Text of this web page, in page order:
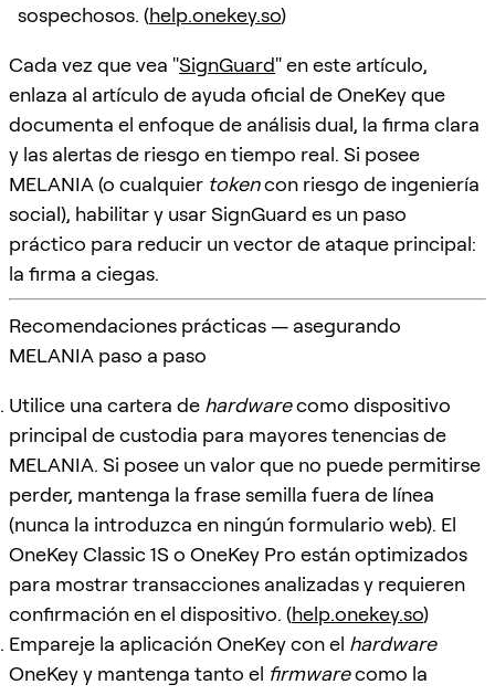
sospechosos. (help.onekey.so)
Cada vez que vea "SignGuard" en este artículo,
enlaza al artículo de ayuda oficial de OneKey que
documenta el enfoque de análisis dual, la firma clara
y las alertas de riesgo en tiempo real. Si posee
MELANIA (o cualquier tokencon riesgo de ingeniería
social), habilitar y usar SignGuard es un paso
práctico para reducir un vector de ataque principal:
la firma a ciegas.
Recomendaciones prácticas — asegurando
MELANIA paso a paso
Utilice una cartera de hardwarecomo dispositivo
principal de custodia para mayores tenencias de
MELANIA. Si posee un valor que no puede permitirse
perder, mantenga la frase semilla fuera de línea
(nunca la introduzca en ningún formulario web). El
OneKey Classic 1S o OneKey Pro están optimizados
para mostrar transacciones analizadas y requieren
confirmación en el dispositivo. (help.onekey.so)
Empareje la aplicación OneKey con el hardware
OneKey y mantenga tanto el firmwarecomo la